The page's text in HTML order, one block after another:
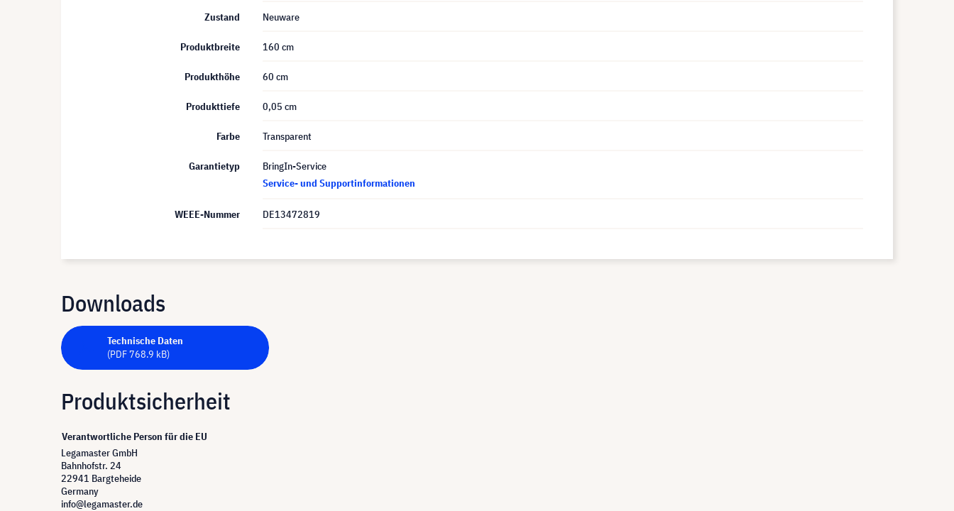
Zustand Neuware
Produktbreite 160 cm
Produkthöhe 60 cm
Produkttiefe 0,05 cm
Farbe Transparent
Garantietyp
BringIn-Service
Service- und Supportinformationen
WEEE-Nummer DE13472819
Downloads
Technische Daten
(PDF 768.9 kB)
Produktsicherheit
Verantwortliche Person für die EU
Legamaster GmbH
Bahnhofstr. 24
22941 Bargteheide
Germany
info@legamaster.de